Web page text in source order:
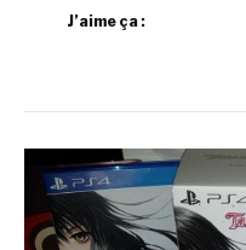
J’aime ça :